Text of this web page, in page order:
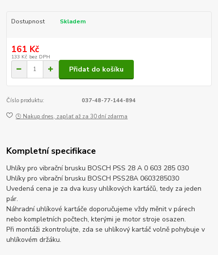
Dostupnost Skladem
161 Kč
133 Kč bez DPH
Přidat do košíku
Číslo produktu: 037-48-77-144-894
🕒 Nakup dnes, zaplať až za 30 dní zdarma
Kompletní specifikace
Uhlíky pro vibrační brusku BOSCH PSS 28 A 0 603 285 030
Uhlíky pro vibrační brusku BOSCH PSS28A 0603285030
Uvedená cena je za dva kusy uhlíkových kartáčů, tedy za jeden
pár.
Náhradní uhlíkové kartáče doporučujeme vždy měnit v párech
nebo kompletních počtech, kterými je motor stroje osazen.
Při montáži zkontrolujte, zda se uhlíkový kartáč volně pohybuje v
uhlíkovém držáku.